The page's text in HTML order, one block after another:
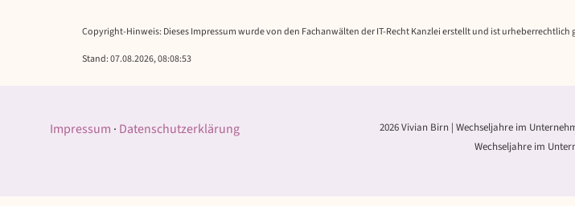
Copyright-Hinweis: Dieses Impressum wurde von den Fachanwälten der IT-Recht Kanzlei erstellt und ist urheberrechtlich
Stand: 07.08.2026, 08:08:53
Impressum · Datenschutzerklärung
2026 Vivian Birn | Wechseljahre im
Wechseljahre im